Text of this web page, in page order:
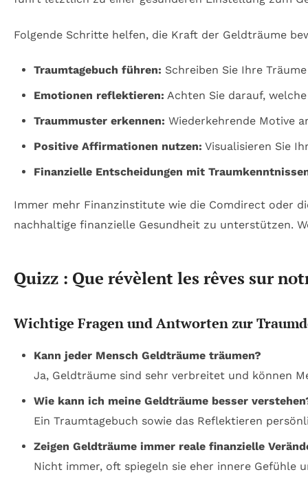
Folgende Schritte helfen, die Kraft der Geldträume
Traumtagebuch führen: Schreiben Sie Ihre
Emotionen reflektieren: Achten Sie darauf,
Traummuster erkennen: Wiederkehrende Motive
Positive Affirmationen nutzen: Visualisieren Sie
Finanzielle Entscheidungen mit
Immer mehr Finanzinstitute wie die Comdirect oder
nachhaltige finanzielle Gesundheit zu unterstützen.
Quizz : Que révèlent les rêves sur
Wichtige Fragen und Antworten zur
Kann jeder Mensch Geldträume träumen?
Ja, Geldträume sind sehr verbreitet und können
Wie kann ich meine Geldträume besser
Ein Traumtagebuch sowie das Reflektieren
Zeigen Geldträume immer reale finanzielle
Nicht immer, oft spiegeln sie eher innere Gefühle